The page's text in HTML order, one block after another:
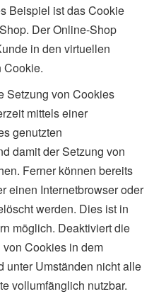
Beispiel ist das Cookie
Der Online-Shop
in den virtuellen
Cookie.
Setzung von Cookies
mittels einer
genutzten
damit der Setzung von
Ferner können bereits
einen Internetbrowser oder
werden. Dies ist in
möglich. Deaktiviert die
Cookies in dem
unter Umständen nicht alle
vollumfänglich nutzbar.